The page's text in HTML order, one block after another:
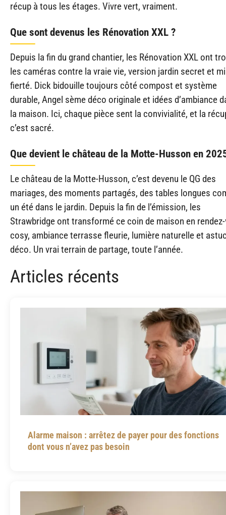
récup à tous les étages. Vivre vert, vraiment.
Que sont devenus les Rénovation XXL ?
Depuis la fin du grand chantier, les Rénovation XXL ont
les caméras contre la vraie vie, version jardin secret et
fierté. Dick bidouille toujours côté compost et système
durable, Angel sème déco originale et idées d’ambiance
la maison. Ici, chaque pièce sent la convivialité, et la
c’est sacré.
Que devient le château de la Motte-Husson en
Le château de la Motte-Husson, c’est devenu le QG des
mariages, des moments partagés, des tables longues
un été dans le jardin. Depuis la fin de l’émission, les
Strawbridge ont transformé ce coin de maison en
cosy, ambiance terrasse fleurie, lumière naturelle et
déco. Un vrai terrain de partage, toute l’année.
Articles récents
Alarme maison : arrêtez de payer pour des fonctions
dont vous n’avez pas besoin